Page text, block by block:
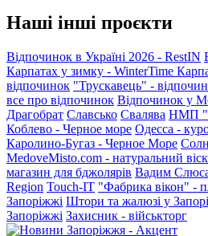
Наші інші проєкти
Відпочинок в Україні 2026 - RestIN
Карпатах у зимку - WinterTime
відпочинок "Трускавець" -
все про відпочинок Відпочинок у
Драгобрат Славсько Свалява НМП
Коблево - Черное море Одесса -
Каролино-Бугаз - Черное Море
MedoveMisto.com - натуральний
магазин для бджолярів Вадим
Region Touch-IT "Фабрика вікон" -
Запоріжжі Штори та жалюзі у
Запоріжжі Захисник - військторг